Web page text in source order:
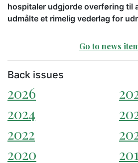
hospitaler udgjorde overføring til
udmålte et rimelig vederlag for
Go to news
Back issues
2026
2024
2022
2020